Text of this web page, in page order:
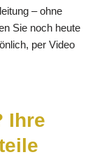
– ohne
Sie noch heute
per Video
Ihre